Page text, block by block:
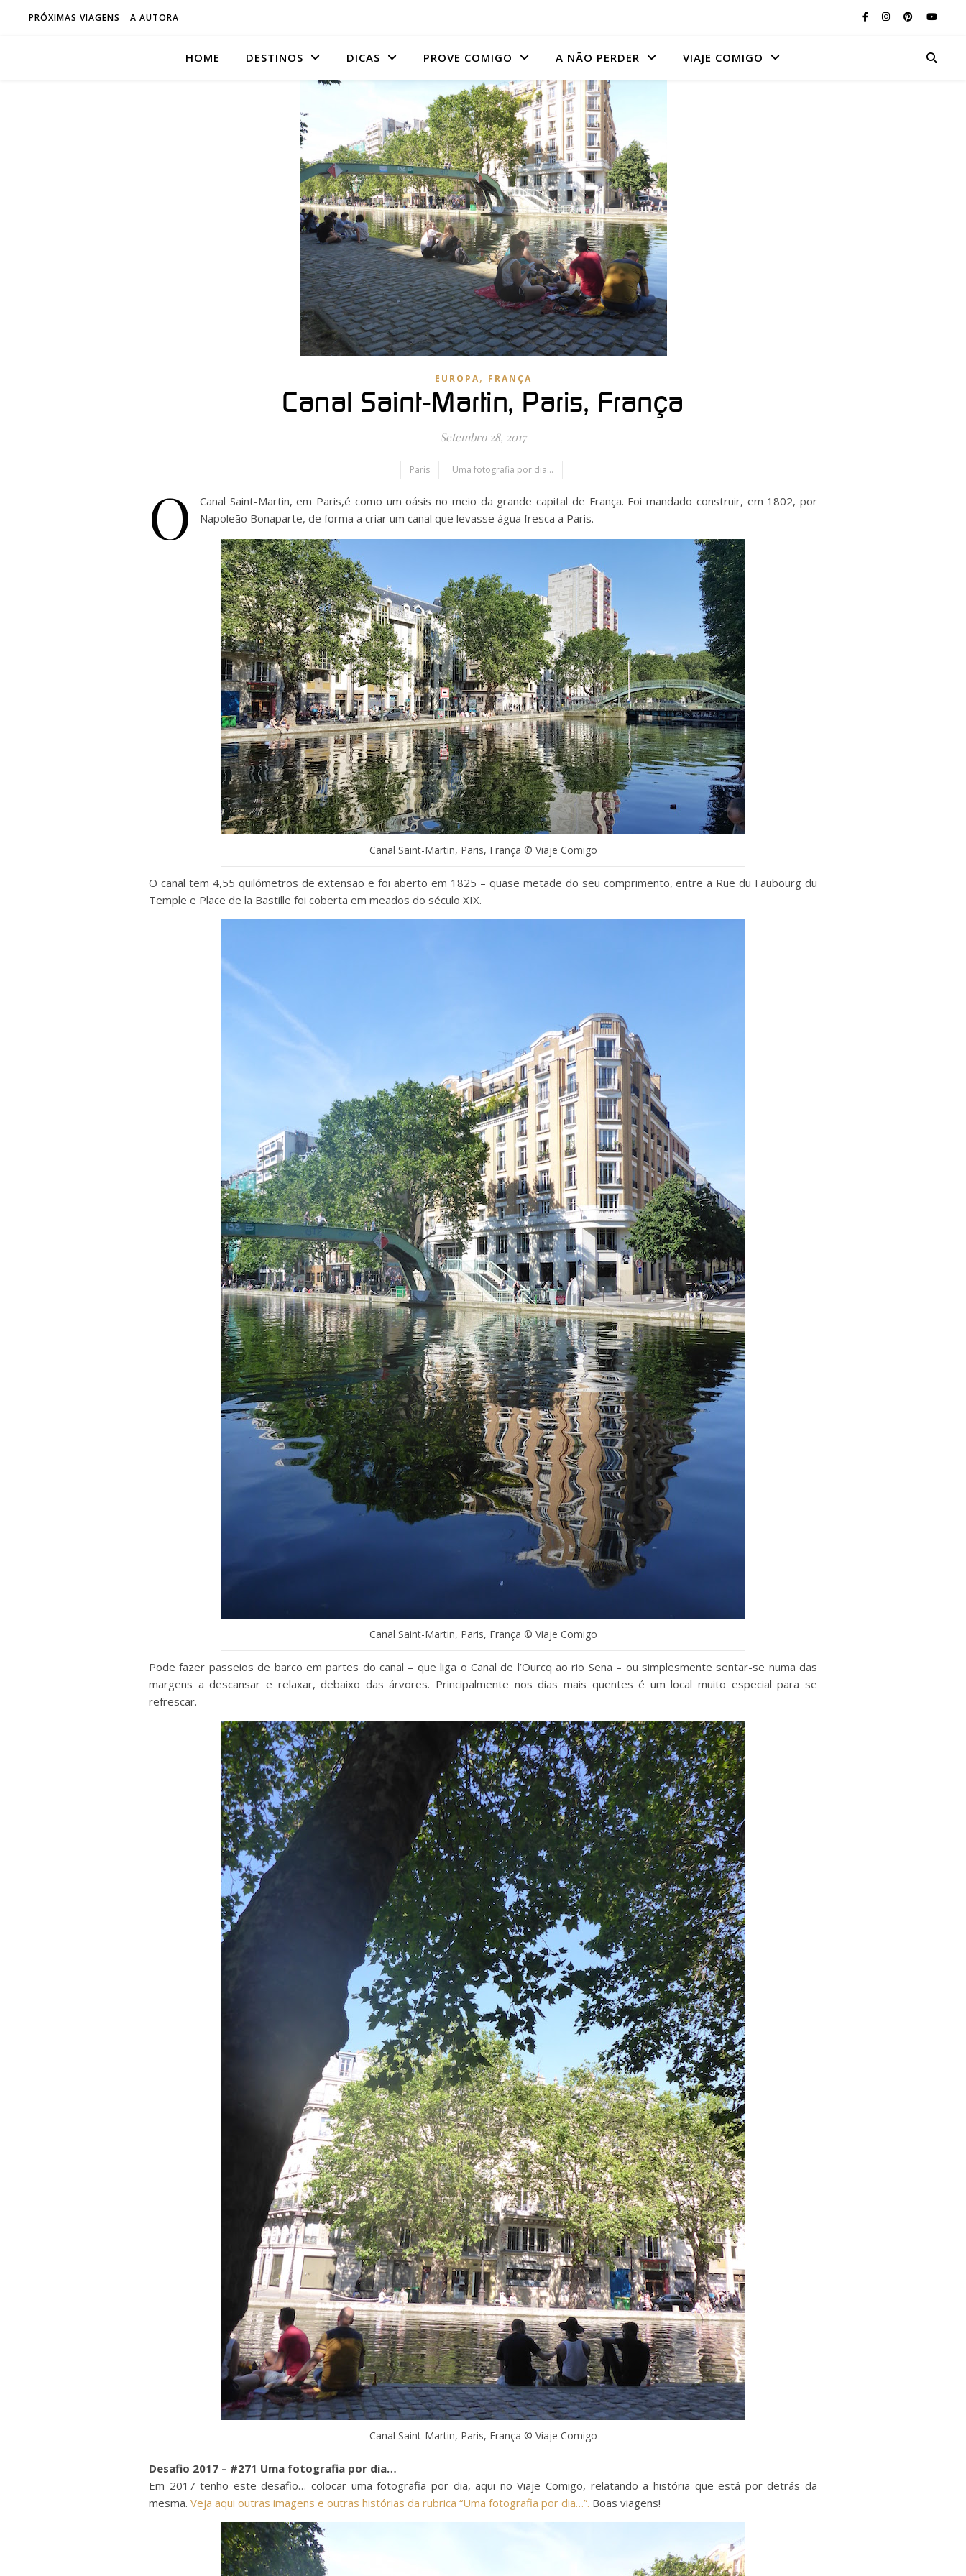
PRÓXIMAS VIAGENS A AUTORA
HOME DESTINOS DICAS PROVE COMIGO A NÃO PERDER VIAJE COMIGO
EUROPA, FRANÇA
Canal Saint-Martin, Paris, França
Setembro 28, 2017
Paris Uma fotografia por dia...
O
Canal Saint-Martin, em Paris,é como um oásis no meio da grande capital de França. Foi mandado construir, em 1802, por
Napoleão Bonaparte, de forma a criar um canal que levasse água fresca a Paris.
Canal Saint-Martin, Paris, França © Viaje Comigo
O canal tem 4,55 quilómetros de extensão e foi aberto em 1825 – quase metade do seu comprimento, entre a Rue du Faubourg du
Temple e Place de la Bastille foi coberta em meados do século XIX.
Canal Saint-Martin, Paris, França © Viaje Comigo
Pode fazer passeios de barco em partes do canal – que liga o Canal de l’Ourcq ao rio Sena – ou simplesmente sentar-se numa das
margens a descansar e relaxar, debaixo das árvores. Principalmente nos dias mais quentes é um local muito especial para se
refrescar.
Canal Saint-Martin, Paris, França © Viaje Comigo
Desafio 2017 – #271 Uma fotografia por dia…
Em 2017 tenho este desafio… colocar uma fotografia por dia, aqui no Viaje Comigo, relatando a história que está por detrás da
mesma. Veja aqui outras imagens e outras histórias da rubrica “Uma fotografia por dia…”. Boas viagens!